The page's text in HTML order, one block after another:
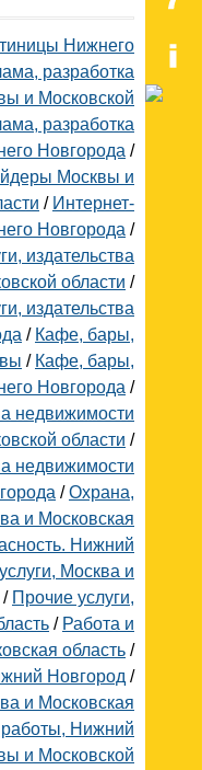
Нижнего
разработка
и Московской
разработка
Новгорода /
Москвы и
/ Интернет-
Новгорода /
издательства
области /
издательства
/ Кафе, бары,
/ Кафе, бары,
Новгорода /
недвижимости
области /
недвижимости
/Охрана,
и Московская
Нижний
Москва и
/ Прочие услуги,
/ Работа и
область /
Новгород /
и Московская
Нижний
и Московской